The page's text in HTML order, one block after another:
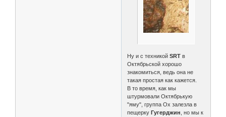
Ну и с техникойSRT в
Октябрьской хорошо
знакомиться, ведь она не
такая простая как кажется.
В то время, как мы
штурмовали Октябрькую
"яму", группа Ох залезла в
пещеркуГугерджин , но мы к